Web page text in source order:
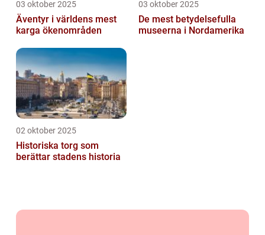
03 oktober 2025
Äventyr i världens mest
karga ökenområden
03 oktober 2025
De mest betydelsefulla
museerna i Nordamerika
02 oktober 2025
Historiska torg som
berättar stadens historia